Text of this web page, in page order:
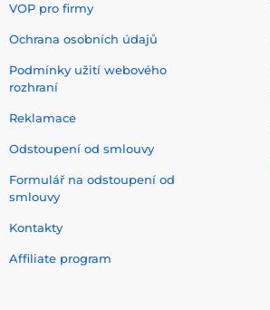
VOP pro firmy
Ochrana osobních údajů
Podmínky užití webového
rozhraní
Reklamace
Odstoupení od smlouvy
Formulář na odstoupení od
smlouvy
Kontakty
Affiliate program